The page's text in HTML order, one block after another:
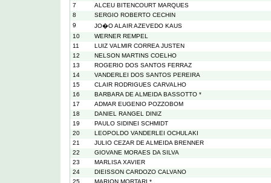
7
ALCEU BITENCOURT MARQUES
8
SERGIO ROBERTO CECHIN
9
JO�O ALAIR AZEVEDO KAUS
10
WERNER REMPEL
11
LUIZ VALMIR CORREA JUSTEN
12
NELSON MARTINS COELHO
13
ROGERIO DOS SANTOS FERRAZ
14
VANDERLEI DOS SANTOS PEREIRA
15
CLAIR RODRIGUES CARVALHO
16
BARBARA DE ALMEIDA BASSOTTO *
17
ADMAR EUGENIO POZZOBOM
18
DANIEL RANGEL DINIZ
19
PAULO SIDINEI SCHMIDT
20
LEOPOLDO VANDERLEI OCHULAKI
21
JULIO CEZAR DE ALMEIDA BRENNER
22
GIOVANE MORAES DA SILVA
23
MARLISA XAVIER
24
DIEISSON CARDOZO CALVANO
25
MARION MORTARI *